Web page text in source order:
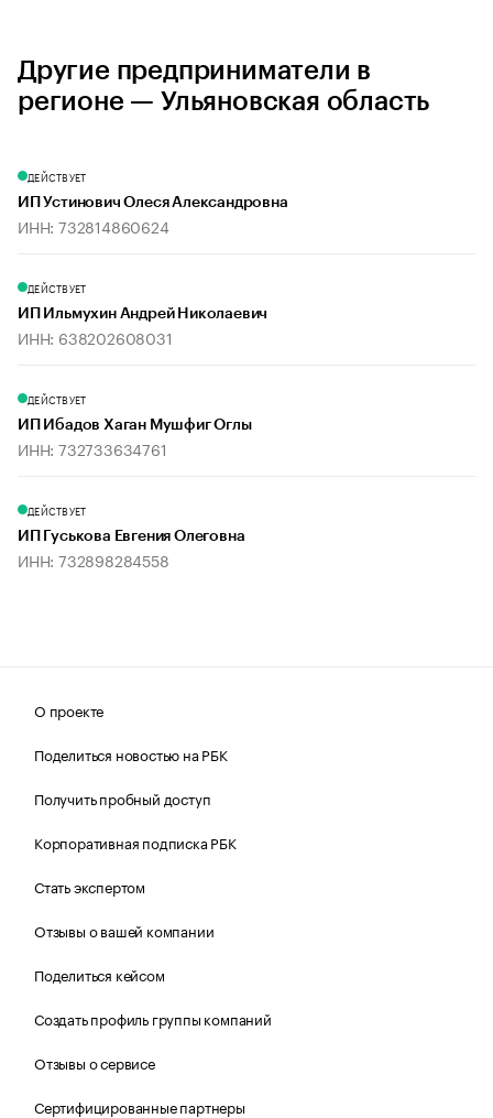
Другие предприниматели в
регионе — Ульяновская область
ДЕЙСТВУЕТ
ИП Устинович Олеся Александровна
ИНН: 732814860624
ДЕЙСТВУЕТ
ИП Ильмухин Андрей Николаевич
ИНН: 638202608031
ДЕЙСТВУЕТ
ИП Ибадов Хаган Мушфиг Оглы
ИНН: 732733634761
ДЕЙСТВУЕТ
ИП Гуськова Евгения Олеговна
ИНН: 732898284558
О проекте
Поделиться новостью на РБК
Получить пробный доступ
Корпоративная подписка РБК
Стать экспертом
Отзывы о вашей компании
Поделиться кейсом
Создать профиль группы компаний
Отзывы о сервисе
Сертифицированные партнеры